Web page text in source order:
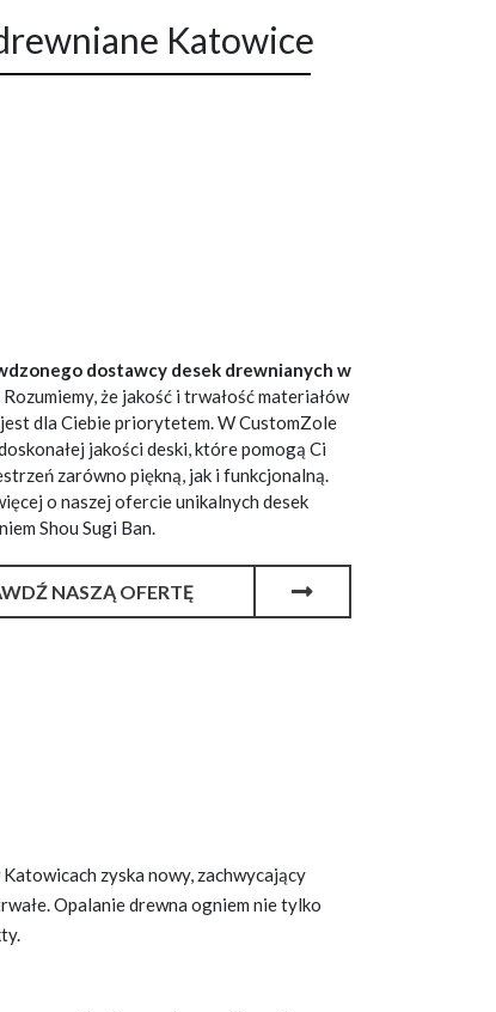
Katowice
dostawcy desek drewnianych w
Rozumiemy, że jakość i trwałość materiałów
dla Ciebie priorytetem. W CustomZole
jakości deski, które pomogą Ci
zarówno piękną, jak i funkcjonalną.
o naszej ofercie unikalnych desek
Shou Sugi Ban.
NASZĄ OFERTĘ
zyska nowy, zachwycający
Opalanie drewna ogniem nie tylko